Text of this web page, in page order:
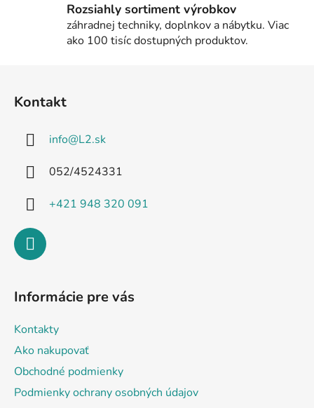
Rozsiahly sortiment výrobkov
záhradnej techniky, doplnkov a nábytku. Viac
ako 100 tisíc dostupných produktov.
Kontakt
info@L2.sk
052/4524331
+421 948 320 091
Informácie pre vás
Kontakty
Ako nakupovať
Obchodné podmienky
Podmienky ochrany osobných údajov